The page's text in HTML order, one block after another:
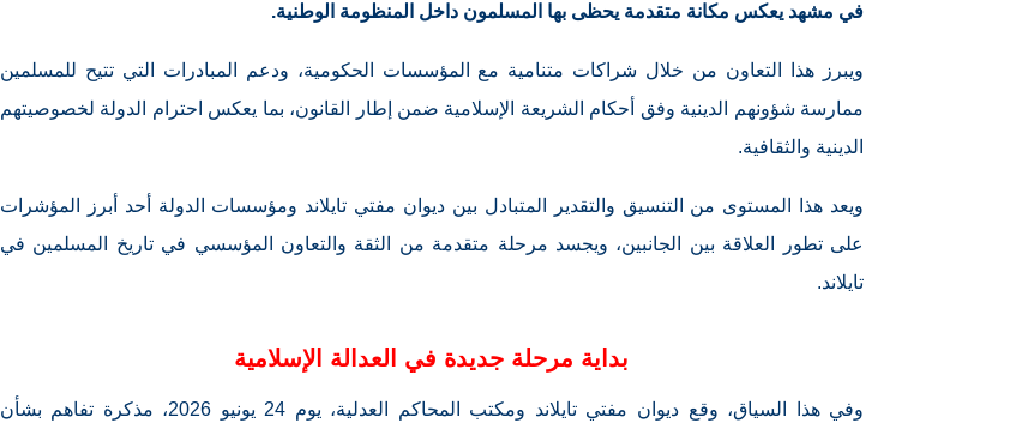
في مشهد يعكس مكانة متقدمة يحظى بها المسلمون داخل المنظومة الوطنية.
ويبرز هذا التعاون من خلال شراكات متنامية مع المؤسسات الحكومية، ودعم المبادرات التي تتيح للمسلمين
ممارسة شؤونهم الدينية وفق أحكام الشريعة الإسلامية ضمن إطار القانون، بما يعكس احترام الدولة لخصوصيتهم
الدينية والثقافية.
ويعد هذا المستوى من التنسيق والتقدير المتبادل بين ديوان مفتي تايلاند ومؤسسات الدولة أحد أبرز المؤشرات
على تطور العلاقة بين الجانبين، ويجسد مرحلة متقدمة من الثقة والتعاون المؤسسي في تاريخ المسلمين في
تايلاند.
بداية مرحلة جديدة في العدالة الإسلامية
وفي هذا السياق، وقع ديوان مفتي تايلاند ومكتب المحاكم العدلية، يوم 24 يونيو 2026، مذكرة تفاهم بشأن